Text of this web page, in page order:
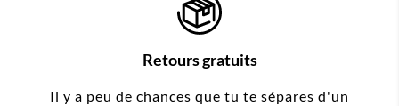
Retours gratuits
Il y a peu de chances que tu te sépares d'un